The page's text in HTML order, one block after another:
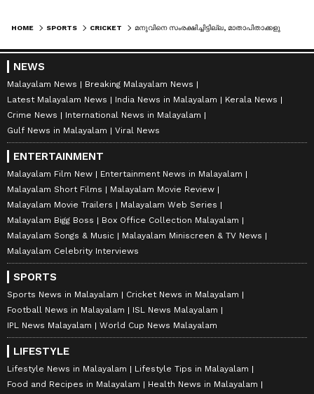
HOME SPORTS CRICKET
NEWS
Malayalam News
Breaking Malayalam News
Latest Malayalam News
India News in Malayalam
Kerala News
Crime News
International News in Malayalam
Gulf News in Malayalam
Viral News
ENTERTAINMENT
Malayalam Film New
Entertainment News in Malayalam
Malayalam Short Films
Malayalam Movie Review
Malayalam Movie Trailers
Malayalam Web Series
Malayalam Bigg Boss
Box Office Collection Malayalam
Malayalam Songs & Music
Malayalam Miniscreen & TV News
Malayalam Celebrity Interviews
SPORTS
Sports News in Malayalam
Cricket News in Malayalam
Football News in Malayalam
ISL News Malayalam
IPL News Malayalam
World Cup News Malayalam
LIFESTYLE
Lifestyle News in Malayalam
Lifestyle Tips in Malayalam
Food and Recipes in Malayalam
Health News in Malayalam